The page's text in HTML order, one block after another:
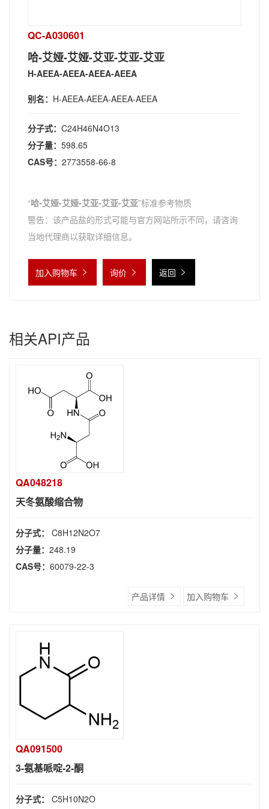
QC-A030601
哈-艾娅-艾娅-艾亚-艾亚-艾亚
H-AEEA-AEEA-AEEA-AEEA
别名： H-AEEA-AEEA-AEEA-AEEA
分子式： C24H46N4O13
分子量： 598.65
CAS号： 2773558-66-8
“哈-艾娅-艾娅-艾亚-艾亚-艾亚”标准参考物质
警告：该产品盐的形式可能与官方网站所示不同，请咨询
当地代理商以获取详细信息。
加入购物车 询价 返回
相关API产品
QA048218
天冬氨酸缩合物
分子式： C8H12N2O7
分子量： 248.19
CAS号： 60079-22-3
产品详情 加入购物车
QA091500
3-氨基哌啶-2-酮
分子式： C5H10N2O